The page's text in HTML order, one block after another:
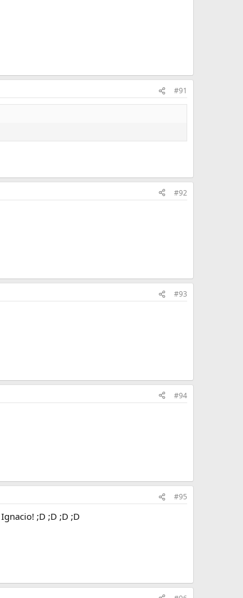
#91
#92
#93
#94
#95
;D ;D ;D ;D